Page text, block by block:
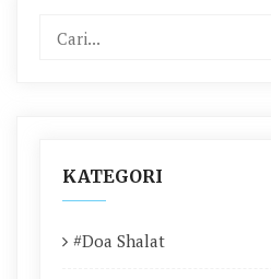
KATEGORI
#Doa Shalat